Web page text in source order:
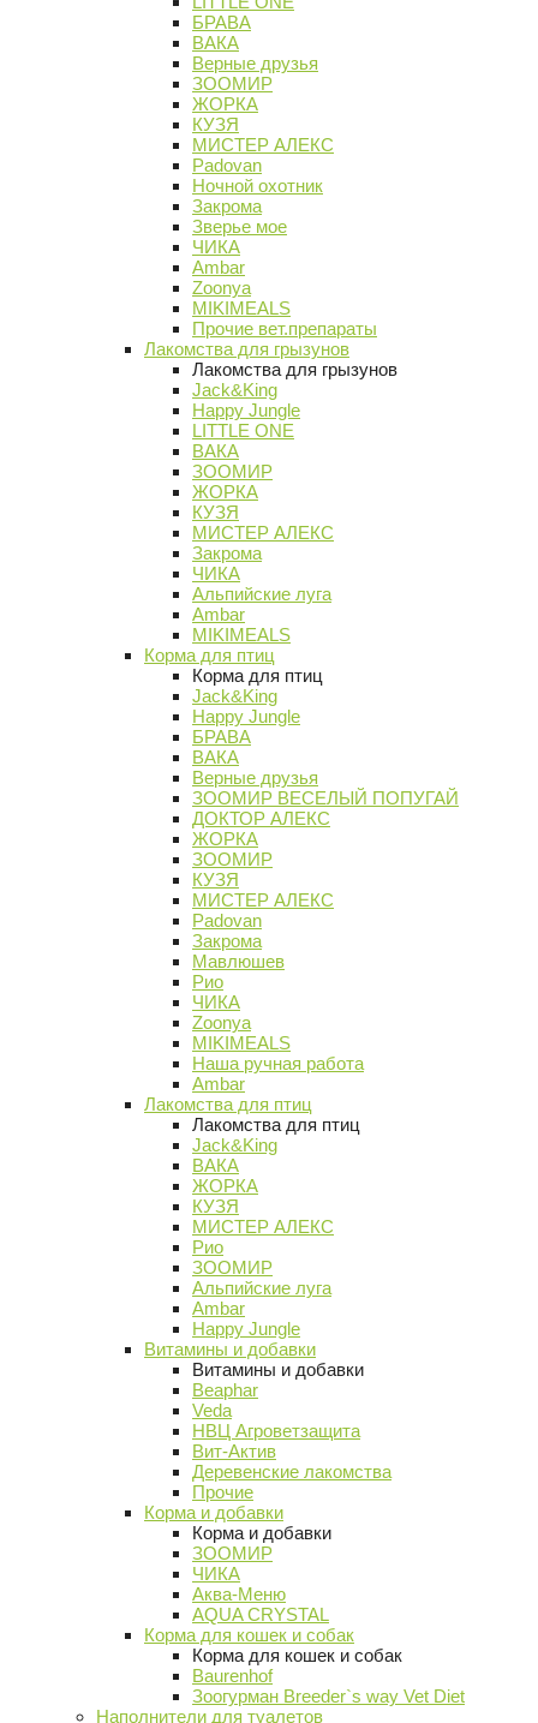
БРАВА
ВАКА
Верные друзья
ЗООМИР
ЖОРКА
КУЗЯ
МИСТЕР АЛЕКС
Padovan
Ночной охотник
Закрома
Зверье мое
ЧИКА
Ambar
Zoonya
MIKIMEALS
Прочие вет.препараты
Лакомства для грызунов
Лакомства для грызунов
Jack&King
Happy Jungle
LITTLE ONE
ВАКА
ЗООМИР
ЖОРКА
КУЗЯ
МИСТЕР АЛЕКС
Закрома
ЧИКА
Альпийские луга
Ambar
MIKIMEALS
Корма для птиц
Корма для птиц
Jack&King
Happy Jungle
БРАВА
ВАКА
Верные друзья
ЗООМИР ВЕСЕЛЫЙ ПОПУГАЙ
ДОКТОР АЛЕКС
ЖОРКА
ЗООМИР
КУЗЯ
МИСТЕР АЛЕКС
Padovan
Закрома
Мавлюшев
Рио
ЧИКА
Zoonya
MIKIMEALS
Наша ручная работа
Ambar
Лакомства для птиц
Лакомства для птиц
Jack&King
ВАКА
ЖОРКА
КУЗЯ
МИСТЕР АЛЕКС
Рио
ЗООМИР
Альпийские луга
Ambar
Happy Jungle
Витамины и добавки
Витамины и добавки
Beaphar
Veda
НВЦ Агроветзащита
Вит-Актив
Деревенские лакомства
Прочие
Корма и добавки
Корма и добавки
ЗООМИР
ЧИКА
Аква-Меню
AQUA CRYSTAL
Корма для кошек и собак
Корма для кошек и собак
Baurenhof
Зоогурман Breeder`s way Vet Diet
Наполнители для туалетов